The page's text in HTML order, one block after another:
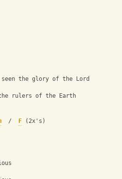
seen the glory of the Lord
rulers of the Earth
  /
F (2x's)